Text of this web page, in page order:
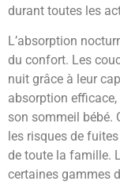
durant toutes les
L’absorption
du confort. Les
nuit grâce à leur
absorption
son sommeil bébé.
les risques de
de toute la famille.
certaines gammes